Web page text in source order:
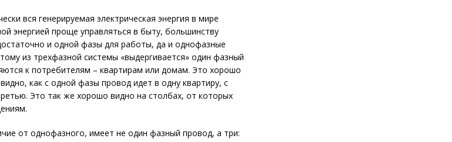
вся генерируемая электрическая энергия в мире
энергией проще управляться в быту, большинству
и одной фазы для работы, да и однофазные
из трехфазной системы «выдергивается» один фазный
к потребителям – квартирам или домам. Это хорошо
как с одной фазы провод идет в одну квартиру, с
Это так же хорошо видно на столбах, от которых
от однофазного, имеет не один фазный провод, а три: